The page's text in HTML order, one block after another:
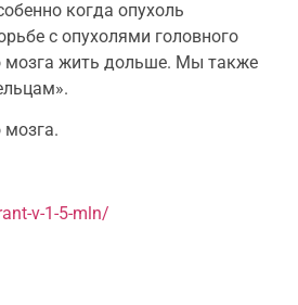
когда опухоль
с опухолями головного
мозга жить дольше. Мы также
мозга.
v-1-5-mln/